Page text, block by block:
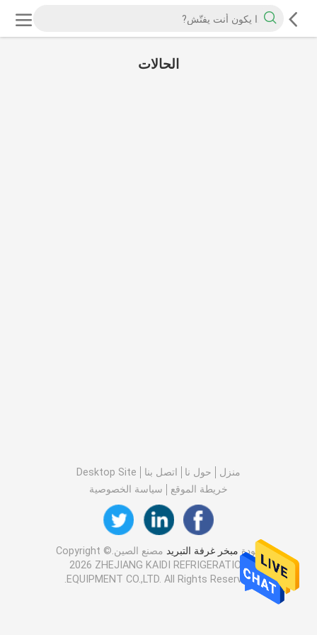
الحالات
منزل حول نا اتصل بنا
Desktop Site
خريطة الموقع
سياسة الخصوصية
جودة مبخر غرفة التبريد
مصنع الصين.Copyright ©
2026 ZHEJIANG KAIDI REFRIGERATION
EQUIPMENT CO.,LTD. All Rights Reserved.